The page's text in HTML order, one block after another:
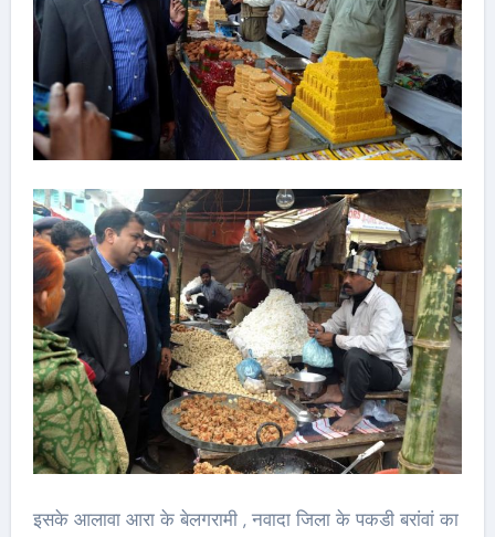
इसके आलावा आरा के बेलगरामी , नवादा जिला के पकडी बरांवां का